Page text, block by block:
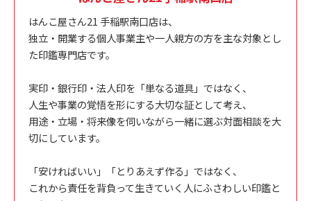
はんこ屋さん21 手稲駅南口店は、
独立・開業する個人事業主や一人親方の方を主な対象とし
た印鑑専門店です。
実印・銀行印・法人印を「単なる道具」ではなく、
人生や事業の覚悟を形にする大切な証として考え、
用途・立場・将来像を伺いながら一緒に選ぶ対面相談を大
切にしています。
「安ければいい」「とりあえず作る」ではなく、
これから責任を背負って生きていく人にふさわしい印鑑と